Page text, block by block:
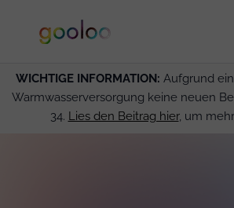
WICHTIGE INFORMATION: Aufgrund
Warmwasserversorgung keine neuen
34. Lies den Beitrag hier, um